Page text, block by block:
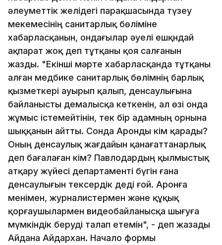
әлеуметтік желідегі парақшасында түзеу
мекемесінің санитарлық бөліміне
хабарласқанын, ондағылар әуелі ешқндай
ақпарат жоқ деп тұтқаны қоя салғанын
жазды. "Екінші мәрте хабарласқанда тұтқаны
алған медбике санитарлық бөлімнің барлық
қызметкері ауырып қалып, денсаулығына
байланысты демалысқа кеткенін, ал өзі онда
жұмыс істемейтінін, тек бір адамның орнына
шыққанын айтты. Сонда Аронды кім қарады?
Оның денсаулық жағдайын қанағаттанарлық
деп бағалаған кім? Павлодардың қылмыстық
атқару жүйесі департаменті бүгін ғана
денсаулығын тексердік деді ғой. Аронға
менімен, журналистермен және құқық
қорғаушылармен видеобайланысқа шығуға
мүмкіндік беруді талап етемін", - деп жазады
Айдана Айдархан. Начало формы